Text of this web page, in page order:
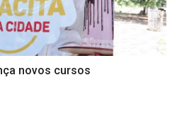
novos cursos